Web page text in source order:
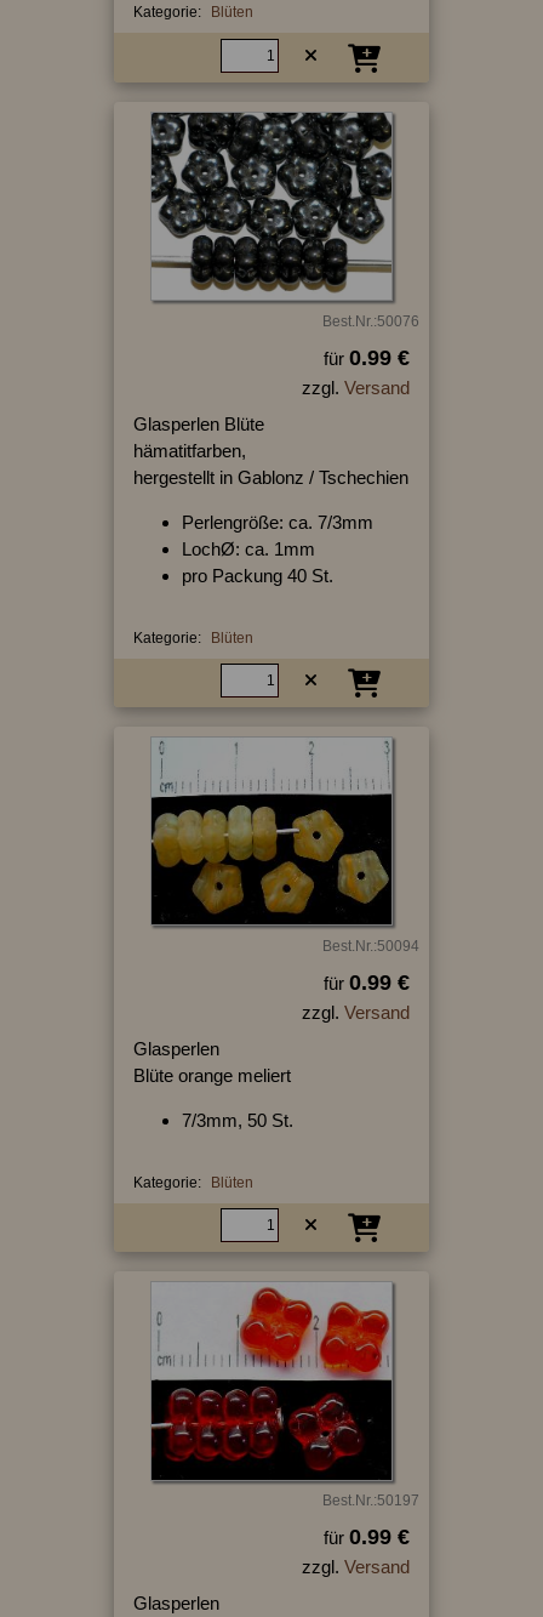
Kategorie: Blüten
Best.Nr.:50076
für 0.99 €
zzgl. Versand
Glasperlen Blüte
hämatitfarben,
hergestellt in Gablonz / Tschechien
Perlengröße: ca. 7/3mm
LochØ: ca. 1mm
pro Packung 40 St.
Kategorie: Blüten
Best.Nr.:50094
für 0.99 €
zzgl. Versand
Glasperlen
Blüte orange meliert
7/3mm, 50 St.
Kategorie: Blüten
Best.Nr.:50197
für 0.99 €
zzgl. Versand
Glasperlen